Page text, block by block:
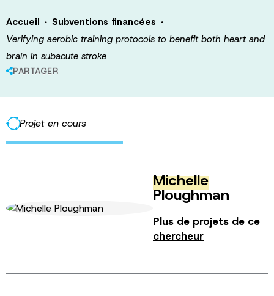
Accueil · Subventions financées ·
Verifying aerobic training protocols to benefit both heart and
brain in subacute stroke
PARTAGER
Projet en cours
Michelle
Ploughman
Plus de projets de ce
chercheur